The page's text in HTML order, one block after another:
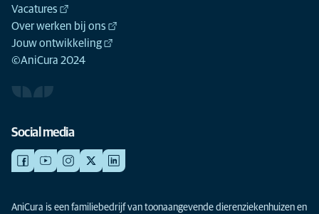
Vacatures
Over werken bij ons
Jouw ontwikkeling
©AniCura 2024
Social media
AniCura is een familiebedrijf van toonaangevende dierenziekenhuizen en